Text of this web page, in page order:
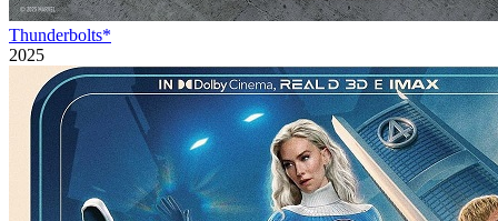
Thunderbolts*
2025